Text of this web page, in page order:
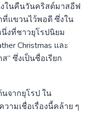
ในคืนวันคริสต์มาสอีฟ
ที่แขวนไว้พอดี ซึ่งใน
งที่ชาวยุโรปนิยม
Christmas และ
” ซึ่งเป็นชื่อเรียก
จากยุโรป ใน
ามเชื่อเรื่องนี้คล้าย ๆ